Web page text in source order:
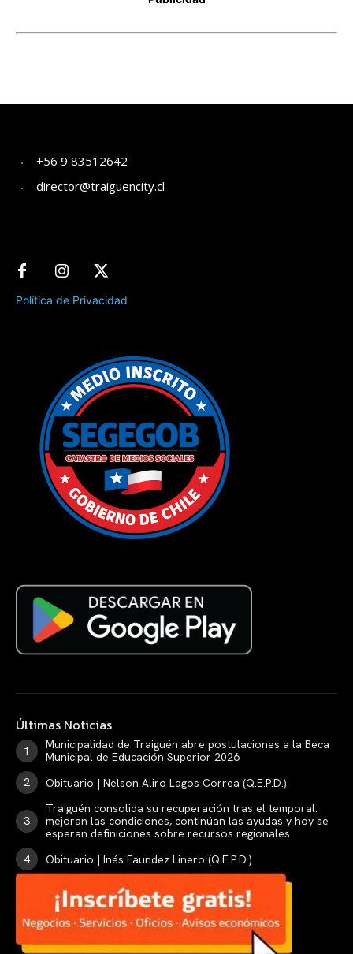
+56 9 83512642
director@traiguencity.cl
Política de Privacidad
Últimas Noticias
Municipalidad de Traiguén abre postulaciones a la Beca
Municipal de Educación Superior 2026
Obituario | Nelson Aliro Lagos Correa (Q.E.P.D.)
Traiguén consolida su recuperación tras el temporal:
mejoran las condiciones, continúan las ayudas y hoy se
esperan definiciones sobre recursos regionales
Obituario | Inés Faundez Linero (Q.E.P.D.)